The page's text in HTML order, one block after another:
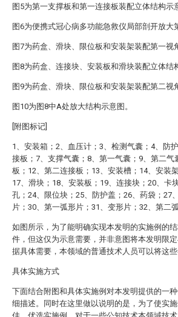
图5为第一支撑板和第一连接板装配立体结构示
图6为便携式冠心病多功能急救仪局部剖开放大
图7为药盒、滑块、限位板和安装架装配第一视
图8为药盒、连接块、安装板和滑块装配立体结
图9为药盒、滑块、限位板和安装架装配第二视
图10为图8中A处放大结构示意图。
[附图标记]
1、安装箱；2、血压计；3、检测气囊；4、防
接板；7、支撑气囊；8、第一气囊；9、第二
板；12、第二连接板；13、安装槽；14、安装
17、滑块；18、安装板；19、连接块；20、卡
孔；24、限位块；25、防护盖；26、药袋；27
片；30、第一弧形片；31、变形片；32、第二
如图所示，为了能明确实现本发明的实施例的
件，但这仅为示意需要，并非意图将本发明限
据具体需要，本领域的普通技术人员可以将这
具体实施方式
下面结合附图和具体实施例对本发明提供的一
细描述。同时在这里做以说明的是，为了使实